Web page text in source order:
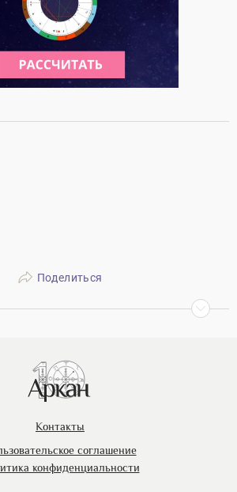
Поделиться
Контакты
соглашение
конфиденциальности